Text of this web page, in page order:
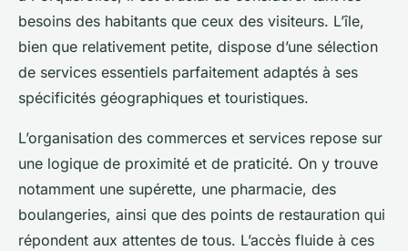
besoins des habitants que ceux des visiteurs. L’île,
bien que relativement petite, dispose d’une sélection
de services essentiels parfaitement adaptés à ses
spécificités géographiques et touristiques.
L’organisation des commerces et services repose sur
une logique de proximité et de praticité. On y trouve
notamment une supérette, une pharmacie, des
boulangeries, ainsi que des points de restauration qui
répondent aux attentes de tous. L’accès fluide à ces